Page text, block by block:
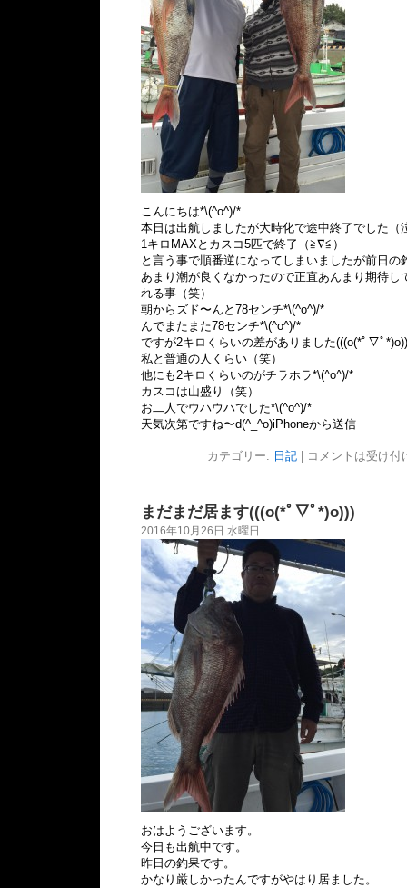
こんにちは*\(^o^)/*
本日は出航しましたが大時化で途中終了でした（
1キロMAXとカスコ5匹で終了（≧∇≦）
と言う事で順番逆になってしまいましたが前日の
あまり潮が良くなかったので正直あんまり期待し
れる事（笑）
朝からズド〜んと78センチ*\(^o^)/*
んでまたまた78センチ*\(^o^)/*
ですが2キロくらいの差がありました(((o(*ﾟ▽ﾟ
私と普通の人くらい（笑）
他にも2キロくらいのがチラホラ*\(^o^)/*
カスコは山盛り（笑）
お二人でウハウハでした*\(^o^)/*
天気次第ですね〜d(^_^o)iPhoneから送信
カテゴリー: 日記| コメントは受け付
まだまだ居ます(((o(*ﾟ▽ﾟ*)o)))
2016年10月26日 水曜日
おはようございます。
今日も出航中です。
昨日の釣果です。
かなり厳しかったんですがやはり居ました。